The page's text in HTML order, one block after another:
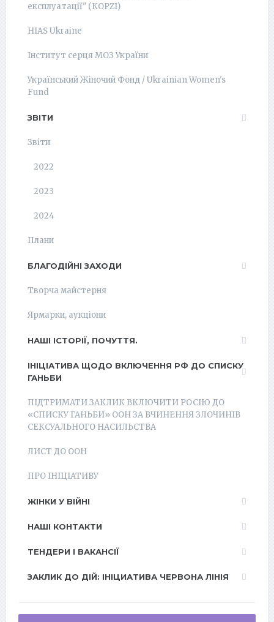
експлуатації" (КОРZI)
HIAS Ukraine
Інститут серця МОЗ України
Український Жіночий Фонд / Ukrainian Women's
Fund
ЗВІТИ
Звіти
2022
2023
2024
Плани
БЛАГОДІЙНІ ЗАХОДИ
Творча майстерня
Ярмарки, аукціони
НАШІ ІСТОРІЇ, ПОЧУТТЯ.
ІНІЦІАТИВА ЩОДО ВКЛЮЧЕННЯ РФ ДО СПИСКУ
ГАНЬБИ
ПІДТРИМАТИ ЗАКЛИК ВКЛЮЧИТИ РОСІЮ ДО
«СПИСКУ ГАНЬБИ» ООН ЗА ВЧИНЕННЯ ЗЛОЧИНІВ
СЕКСУАЛЬНОГО НАСИЛЬСТВА
ЛИСТ ДО ООН
ПРО ІНІЦІАТИВУ
ЖІНКИ У ВІЙНІ
НАШІ КОНТАКТИ
ТЕНДЕРИ І ВАКАНСІЇ
ЗАКЛИК ДО ДІЙ: ІНІЦИАТИВА ЧЕРВОНА ЛІНІЯ